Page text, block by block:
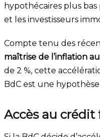
hypothécaires plus
et les investisseurs
Compte tenu des
maîtrise de l’inflation
de 2 %, cette
BdC est une
Accès au crédit